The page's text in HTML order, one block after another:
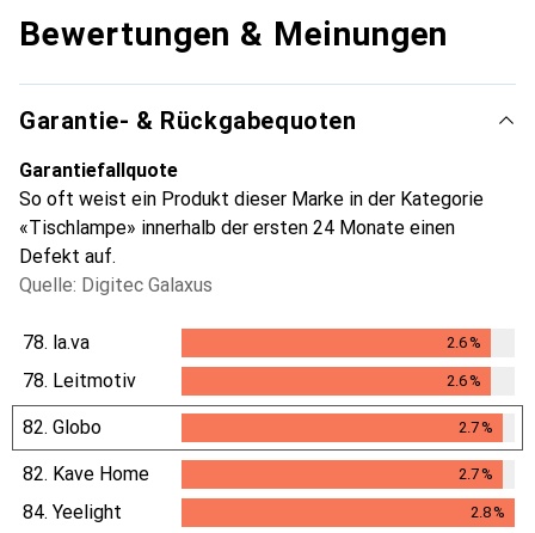
Bewertungen & Meinungen
Garantie- & Rückgabequoten
Garantiefallquote
So oft weist ein Produkt dieser Marke in der Kategorie
«Tischlampe» innerhalb der ersten 24 Monate einen
Defekt auf.
Quelle: Digitec Galaxus
78. la.va 2.6%
2.6%
78. Leitmotiv 2.6%
2.6%
82. Globo 2.7%
2.7%
82. Kave Home 2.7%
2.7%
84. Yeelight 2.8%